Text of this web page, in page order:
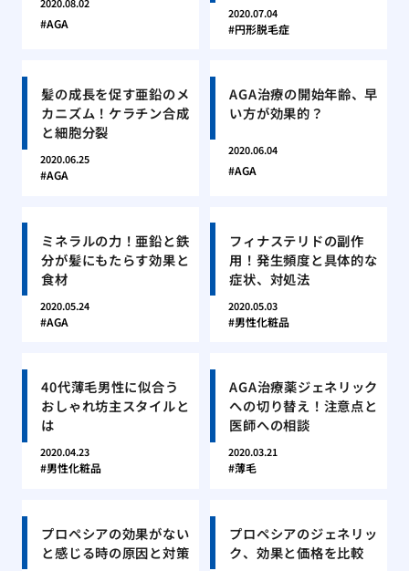
2020.08.02
AGA
2020.07.04
円形脱毛症
髪の成長を促す亜鉛のメ
カニズム！ケラチン合成
と細胞分裂
2020.06.25
AGA
AGA治療の開始年齢、早
い方が効果的？
2020.06.04
AGA
ミネラルの力！亜鉛と鉄
分が髪にもたらす効果と
食材
2020.05.24
AGA
フィナステリドの副作
用！発生頻度と具体的な
症状、対処法
2020.05.03
男性化粧品
40代薄毛男性に似合う
おしゃれ坊主スタイルと
は
2020.04.23
男性化粧品
AGA治療薬ジェネリック
への切り替え！注意点と
医師への相談
2020.03.21
薄毛
プロペシアの効果がない
と感じる時の原因と対策
プロペシアのジェネリッ
ク、効果と価格を比較